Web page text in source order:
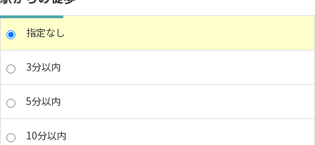
指定なし
3分以内
5分以内
10分以内